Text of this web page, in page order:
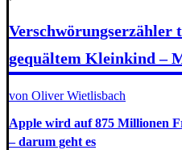
gequältem Kleinkind –
von Oliver Wietlisbach
Apple wird auf 875 Millionen
– darum geht es